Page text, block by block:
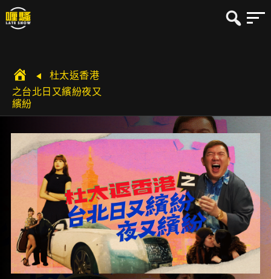
杜太返香港
之台北日又繽紛夜又
繽紛